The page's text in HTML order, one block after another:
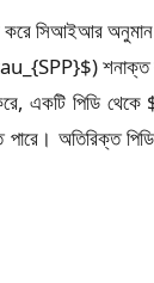
করে সিআইআর
একটি পিডি
অতিরিক্ত